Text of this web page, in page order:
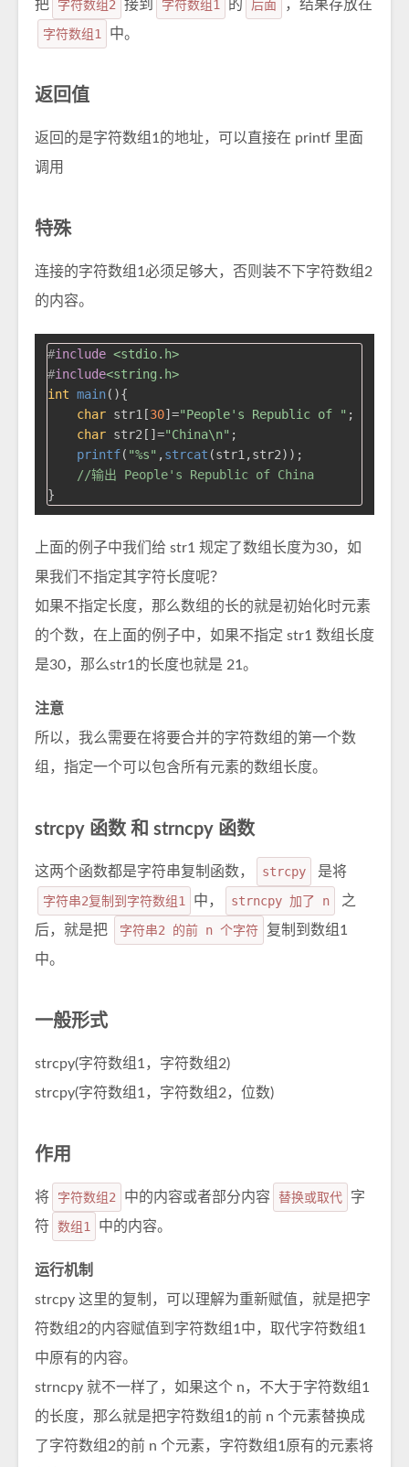
把 字符数组2 接到 字符数组1 的 后面
，结果存放在
字符数组1
中。
返回值
返回的是字符数组1的地址，可以直接在 printf 里面
调用
特殊
连接的字符数组1必须足够大，否则装不下字符数组2
的内容。
#include <stdio.h>
#include<string.h>
int main(){
char str1[30]="People's Republic of " ;
char str2[]="China\n" ;
printf( "%s" ,strcat (str1,str2));
//输出 People's Republic of China
上面的例子中我们给 str1 规定了数组长度为30，如
果我们不指定其字符长度呢？
如果不指定长度，那么数组的长的就是初始化时元素
的个数，在上面的例子中，如果不指定 str1 数组长度
是30，那么str1的长度也就是 21。
注意
所以，我么需要在将要合并的字符数组的第一个数
组，指定一个可以包含所有元素的数组长度。
strcpy 函数 和 strncpy 函数
这两个函数都是字符串复制函数， strcpy
是将
字符串2复制到字符数组1
中， strncpy 加了 n
之
后，就是把
字符串2 的前 n 个字符
复制到数组1
中。
一般形式
strcpy(字符数组1，字符数组2)
strcpy(字符数组1，字符数组2，位数)
作用
将 字符数组2 中的内容或者部分内容 替换或取代
字
符
数组1 中的内容。
运行机制
strcpy 这里的复制，可以理解为重新赋值，就是把字
符数组2的内容赋值到字符数组1中，取代字符数组1
中原有的内容。
strncpy 就不一样了，如果这个 n，不大于字符数组1
的长度，那么就是把字符数组1的前 n 个元素替换成
了字符数组2的前 n 个元素，字符数组1原有的元素将